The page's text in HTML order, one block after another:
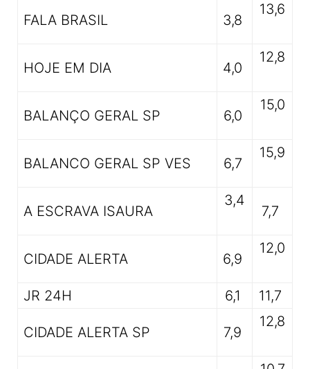
FALA BRASIL 3,8
13,6
HOJE EM DIA 4,0
12,8
BALANÇO GERAL SP 6,0
15,0
BALANCO GERAL SP VES 6,7
15,9
A ESCRAVA ISAURA
3,4
7,7
CIDADE ALERTA 6,9
12,0
JR 24H 6,1 11,7
CIDADE ALERTA SP 7,9
12,8